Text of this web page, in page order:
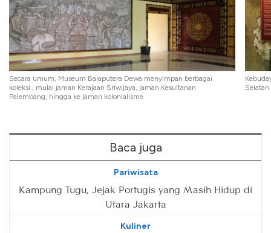
Secara umum, Museum Balaputera Dewa menyimpan berbagai
koleksi , mulai jaman Kerajaan Sriwijaya, jaman Kesultanan
Palembang, hingga ke jaman kolonialisme
Baca juga
Pariwisata
Kampung Tugu, Jejak Portugis yang Masih Hidup di
Utara Jakarta
Kuliner